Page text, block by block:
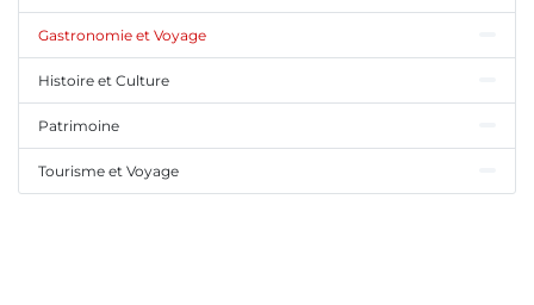
Gastronomie et Voyage
Histoire et Culture
Patrimoine
Tourisme et Voyage